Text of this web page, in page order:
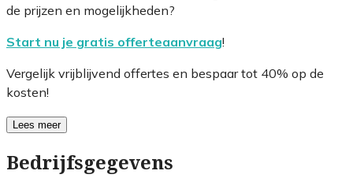
de prijzen en mogelijkheden?
Start nu je gratis offerteaanvraag!
Vergelijk vrijblijvend offertes en bespaar tot 40% op de
kosten!
Lees meer
Bedrijfsgegevens